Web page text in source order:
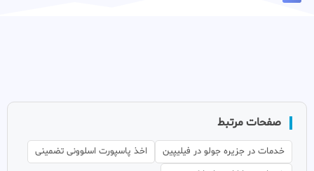
صفحات مرتبط
خدمات در جزیره جولو در فیلیپین
اخذ پاسپورت اسلوونی تضمینی